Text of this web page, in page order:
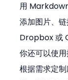
用
添加图片、
Dropbox 或
你还可以使
根据需求定